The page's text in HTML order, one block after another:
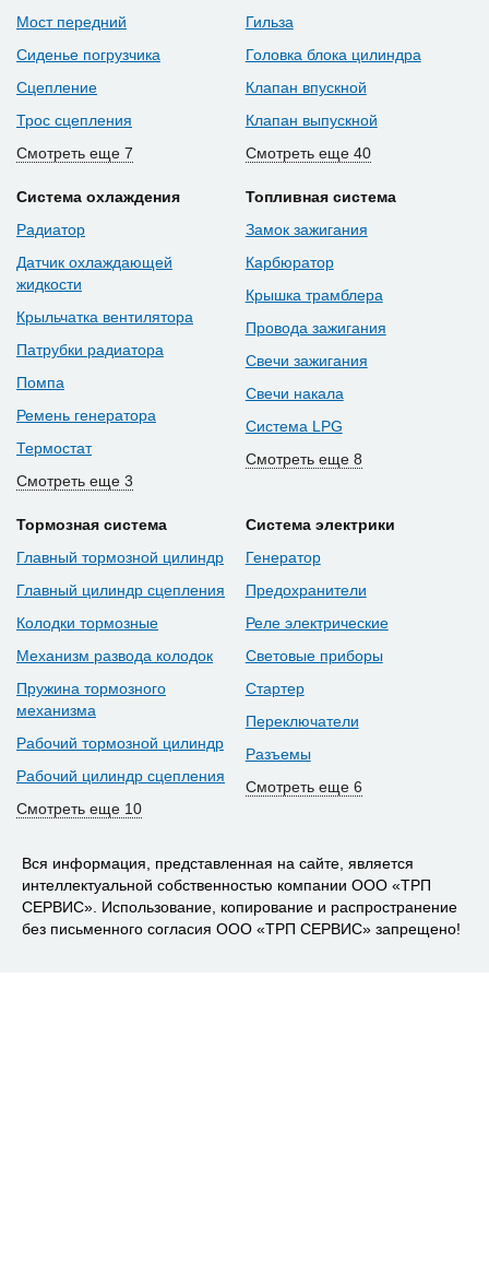
Мост передний
Сиденье погрузчика
Сцепление
Трос сцепления
Смотреть еще 7
Гильза
Головка блока цилиндра
Клапан впускной
Клапан выпускной
Смотреть еще 40
Система охлаждения
Радиатор
Датчик охлаждающей
жидкости
Крыльчатка вентилятора
Патрубки радиатора
Помпа
Ремень генератора
Термостат
Смотреть еще 3
Топливная система
Замок зажигания
Карбюратор
Крышка трамблера
Провода зажигания
Свечи зажигания
Свечи накала
Система LPG
Смотреть еще 8
Тормозная система
Главный тормозной цилиндр
Главный цилиндр сцепления
Колодки тормозные
Механизм развода колодок
Пружина тормозного
механизма
Рабочий тормозной цилиндр
Рабочий цилиндр сцепления
Смотреть еще 10
Система электрики
Генератор
Предохранители
Реле электрические
Световые приборы
Стартер
Переключатели
Разъемы
Смотреть еще 6
Вся информация, представленная на сайте, является
интеллектуальной собственностью компании ООО «ТРП
СЕРВИС». Использование, копирование и распространение
без письменного согласия ООО «ТРП СЕРВИС» запрещено!